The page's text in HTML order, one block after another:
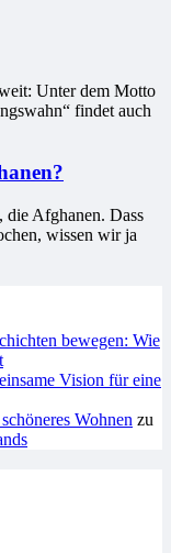
Unter dem Motto
findet auch
die Afghanen. Dass
wissen wir ja
bewegen: Wie
Vision für eine
Wohnen zu